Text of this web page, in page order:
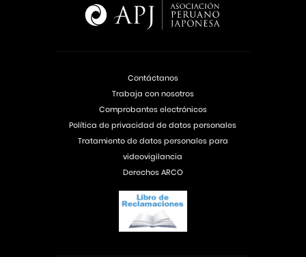
Contáctanos
Trabaja con nosotros
Comprobantes electrónicos
Política de privacidad de datos personales
Tratamiento de datos personales para
videovigilancia
Derechos ARCO